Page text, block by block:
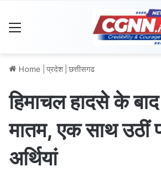
Home प्रदेश छत्तीसगढ
हिमाचल हादसे के
मातम, एक साथ उठीं
अर्थियां